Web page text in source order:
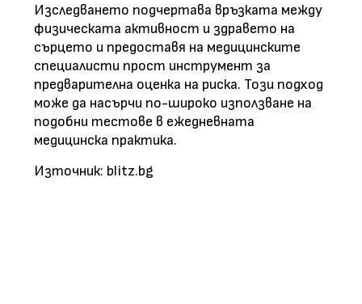
Изследването подчертава връзката между
физическата активност и здравето на
сърцето и предоставя на медицинските
специалисти прост инструмент за
предварителна оценка на риска. Този подход
може да насърчи по-широко използване на
подобни тестове в ежедневната
медицинска практика.
Източник: blitz.bg